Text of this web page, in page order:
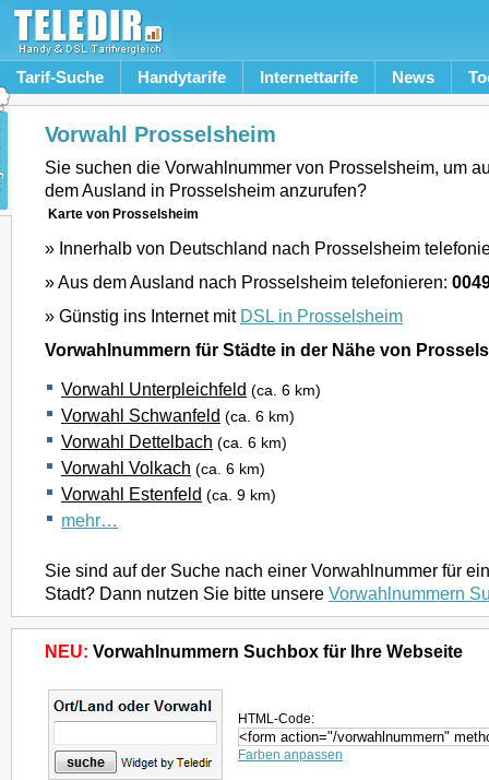
Tarif-Suche Handytarife Internettarife News
Vorwahl Prosselsheim
Sie suchen die Vorwahlnummer von Prosselsheim, um
dem Ausland in Prosselsheim anzurufen?
Karte von Prosselsheim
» Innerhalb von Deutschland nach Prosselsheim
» Aus dem Ausland nach Prosselsheim telefonieren:
» Günstig ins Internet mit DSL in Prosselsheim
Vorwahlnummern für Städte in der Nähe von
Vorwahl Unterpleichfeld (ca. 6 km)
Vorwahl Schwanfeld (ca. 6 km)
Vorwahl Dettelbach (ca. 6 km)
Vorwahl Volkach (ca. 6 km)
Vorwahl Estenfeld (ca. 9 km)
mehr…
Sie sind auf der Suche nach einer Vorwahlnummer für
Stadt? Dann nutzen Sie bitte unsere Vorwahlnummern
NEU: Vorwahlnummern Suchbox für Ihre Webseite
HTML-Code:
Farben anpassen